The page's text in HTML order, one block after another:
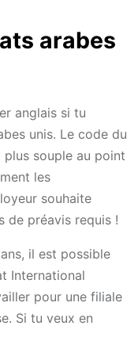
arabes
anglais si tu
unis. Le code du
souple au point
les
souhaite
de préavis requis !
il est possible
International
pour une filiale
Si tu veux en